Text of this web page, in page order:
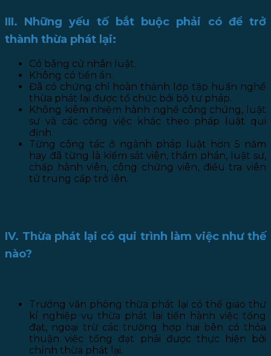
III. Những yếu tố bắt buộc phải có để trở
thành thừa phát lại:
Có bằng cử nhân luật.
Không có tiền án.
Đã có chứng chỉ hoàn thành lớp tập huấn nghề
thừa phát lại được tổ chức bởi bộ tư pháp.
Không kiêm nhiệm hành nghề công chứng, luật
sư và các công việc khác theo pháp luật qui
định.
Từng công tác ở ngành pháp luật hơn 5 năm
hay đã từng là kiểm sát viên, thẩm phán, luật sư,
chấp hành viên, công chứng viên, điều tra viên
tử trung cấp trở lên.
IV. Thừa phát lại có qui trình làm việc như thế
nào?
Trưởng văn phòng thừa phát lại có thể giao thư
kí nghiệp vụ thừa phát lại tiến hành việc tống
đạt, ngoại trừ các trường hợp hai bên có thỏa
thuận việc tống đạt phải được thực hiện bởi
chính thừa phát lại.